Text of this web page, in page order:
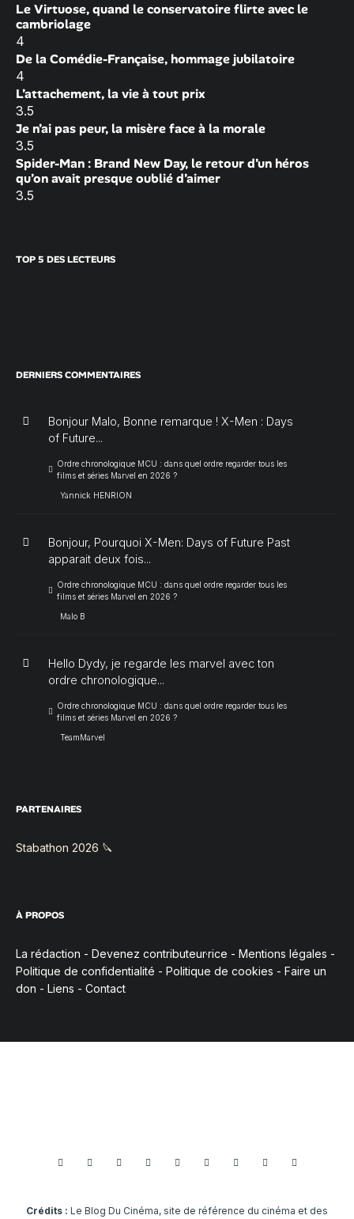
Le Virtuose, quand le conservatoire flirte avec le
cambriolage
4
De la Comédie-Française, hommage jubilatoire
4
L’attachement, la vie à tout prix
3.5
Je n’ai pas peur, la misère face à la morale
3.5
Spider-Man : Brand New Day, le retour d’un héros
qu’on avait presque oublié d’aimer
3.5
TOP 5 DES LECTEURS
DERNIERS COMMENTAIRES
Bonjour Malo, Bonne remarque ! X-Men : Days
of Future...
Ordre chronologique MCU : dans quel ordre regarder tous les
films et séries Marvel en 2026 ?
Yannick HENRION
Bonjour, Pourquoi X-Men: Days of Future Past
apparait deux fois...
Ordre chronologique MCU : dans quel ordre regarder tous les
films et séries Marvel en 2026 ?
Malo B
Hello Dydy, je regarde les marvel avec ton
ordre chronologique...
Ordre chronologique MCU : dans quel ordre regarder tous les
films et séries Marvel en 2026 ?
TeamMarvel
PARTENAIRES
Stabathon 2026 🔪
À PROPOS
La rédaction - Devenez contributeur·rice - Mentions légales -
Politique de confidentialité - Politique de cookies - Faire un
don - Liens - Contact
Crédits : Le Blog Du Cinéma, site de référence du cinéma et des